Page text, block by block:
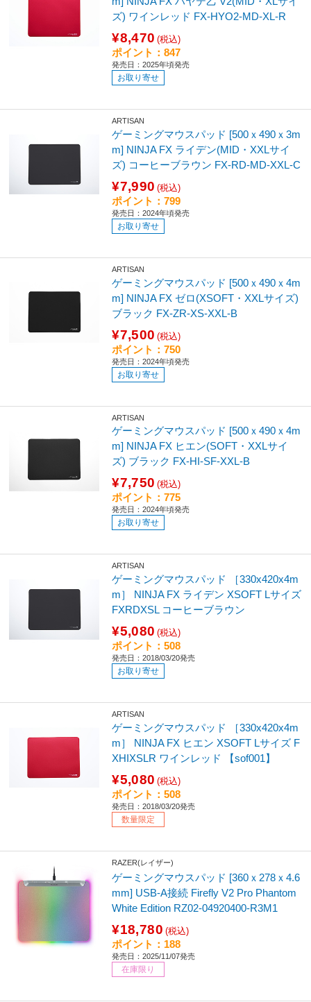
ズ) ワインレッド FX-HYO2-MD-XL-R
¥8,470 (税込)
ポイント：847
発売日：2025年頃発売
お取り寄せ
ARTISAN
ゲーミングマウスパッド [500ｘ490ｘ3m
m] NINJA FX ライデン(MID・XXLサイ
ズ) コーヒーブラウン FX-RD-MD-XXL-C
¥7,990 (税込)
ポイント：799
発売日：2024年頃発売
お取り寄せ
ARTISAN
ゲーミングマウスパッド [500ｘ490ｘ4m
m] NINJA FX ゼロ(XSOFT・XXLサイズ)
ブラック FX-ZR-XS-XXL-B
¥7,500 (税込)
ポイント：750
発売日：2024年頃発売
お取り寄せ
ARTISAN
ゲーミングマウスパッド [500ｘ490ｘ4m
m] NINJA FX ヒエン(SOFT・XXLサイ
ズ) ブラック FX-HI-SF-XXL-B
¥7,750 (税込)
ポイント：775
発売日：2024年頃発売
お取り寄せ
ARTISAN
ゲーミングマウスパッド ［330x420x4m
m］ NINJA FX ライデン XSOFT Lサイズ
FXRDXSL コーヒーブラウン
¥5,080 (税込)
ポイント：508
発売日：2018/03/20発売
お取り寄せ
ARTISAN
ゲーミングマウスパッド ［330x420x4m
m］ NINJA FX ヒエン XSOFT Lサイズ F
XHIXSLR ワインレッド 【sof001】
¥5,080 (税込)
ポイント：508
発売日：2018/03/20発売
数量限定
RAZER(レイザー)
ゲーミングマウスパッド [360ｘ278ｘ4.6
mm] USB-A接続 Firefly V2 Pro Phantom
White Edition RZ02-04920400-R3M1
¥18,780 (税込)
ポイント：188
発売日：2025/11/07発売
在庫限り